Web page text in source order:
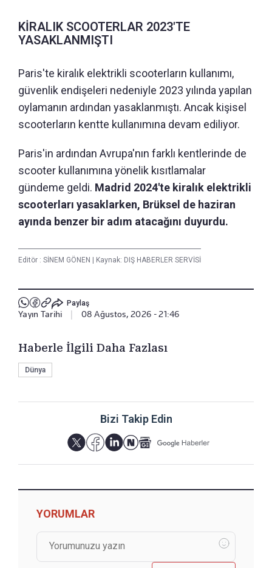
KİRALIK SCOOTERLAR 2023'TE
YASAKLANMIŞTI
Paris'te kiralık elektrikli scooterların kullanımı,
güvenlik endişeleri nedeniyle 2023 yılında yapılan
oylamanın ardından yasaklanmıştı. Ancak kişisel
scooterların kentte kullanımına devam ediliyor.
Paris'in ardından Avrupa'nın farklı kentlerinde de
scooter kullanımına yönelik kısıtlamalar
gündeme geldi. Madrid 2024'te kiralık elektrikli
scooterları yasaklarken, Brüksel de haziran
ayında benzer bir adım atacağını duyurdu.
Editör : SİNEM GÖNEN | Kaynak: DIŞ HABERLER SERVİSİ
Paylaş
Yayın Tarihi 08 Ağustos, 2026 - 21:46
Haberle İlgili Daha Fazlası
Dünya
Bizi Takip Edin
YORUMLAR